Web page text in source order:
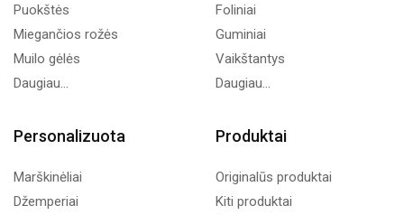
Puokštės
Miegančios rožės
Muilo gėlės
Daugiau...
Foliniai
Guminiai
Vaikštantys
Daugiau...
Personalizuota
Marškinėliai
Džemperiai
Produktai
Originalūs produktai
Kiti produktai